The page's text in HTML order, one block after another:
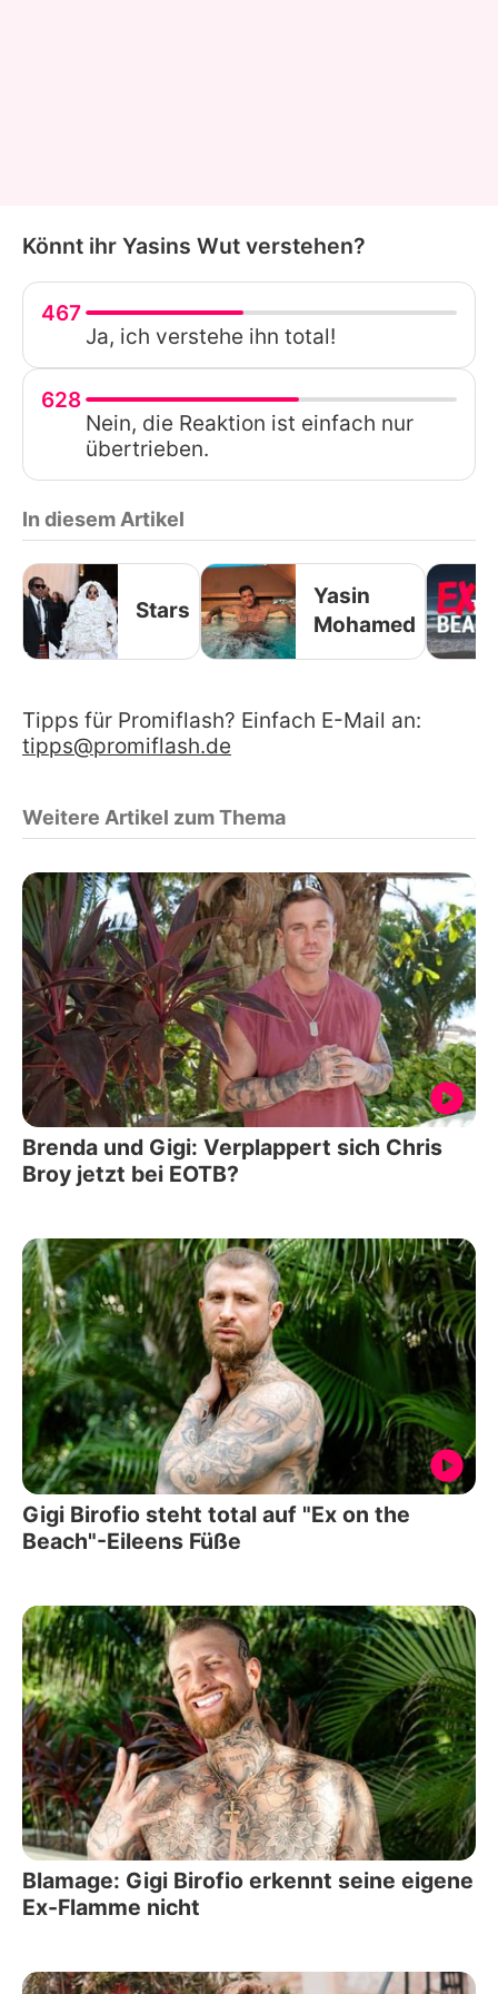
Könnt ihr Yasins Wut verstehen?
467
Ja, ich verstehe ihn total!
628
Nein, die Reaktion ist einfach nur
übertrieben.
In diesem Artikel
Stars
Yasin
Mohamed
Tipps für Promiflash? Einfach E-Mail an:
tipps@promiflash.de
Weitere Artikel zum Thema
Brenda und Gigi: Verplappert sich Chris
Broy jetzt bei EOTB?
Gigi Birofio steht total auf "Ex on the
Beach"-Eileens Füße
Blamage: Gigi Birofio erkennt seine eigene
Ex-Flamme nicht